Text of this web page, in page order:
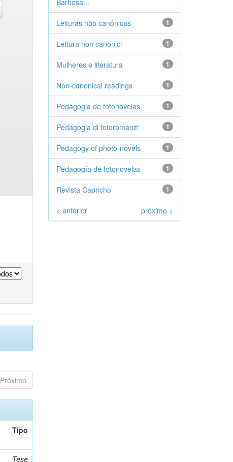
Próximo
Tipo
Tese
Barbosa...
1
Leituras não canônicas
1
Lettura non canonici
1
Mulheres e literatura
1
Non-canonical readings
1
Pedagogia de fotonovelas
1
Pedagogia di fotoromanzi
1
Pedagogy of photo-novels
1
Pedagogía de fotonovelas
1
Revista Capricho
< anterior próximo >